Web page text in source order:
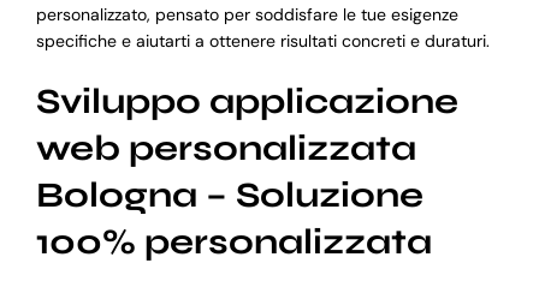
personalizzato, pensato per soddisfare le tue esigenze
specifiche e aiutarti a ottenere risultati concreti e duraturi.
Sviluppo applicazione
web personalizzata
Bologna – Soluzione
100% personalizzata